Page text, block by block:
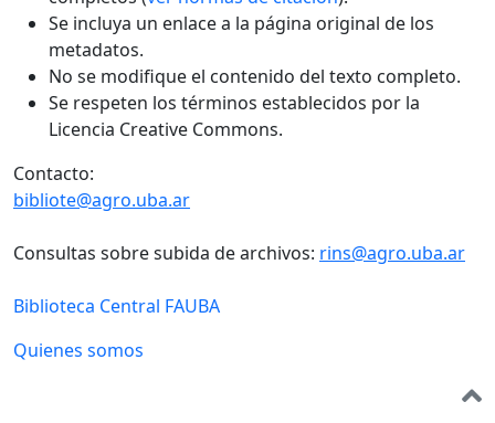
Se incluya un enlace a la página original de los
metadatos.
No se modifique el contenido del texto completo.
Se respeten los términos establecidos por la
Licencia Creative Commons.
Contacto:
bibliote@agro.uba.ar
Consultas sobre subida de archivos: rins@agro.uba.ar
Biblioteca Central FAUBA
Quienes somos